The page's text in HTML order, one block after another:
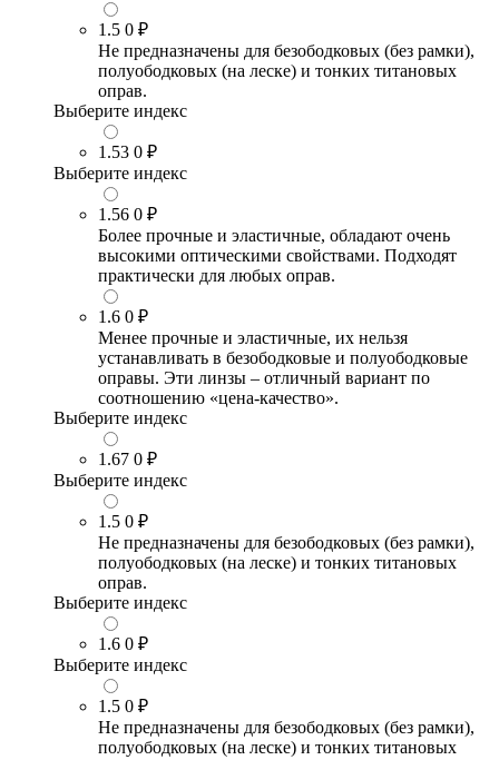
1.5 0 ₽
Не предназначены для безободковых (без рамки),
полуободковых (на леске) и тонких титановых
оправ.
Выберите индекс
1.53 0 ₽
Выберите индекс
1.56 0 ₽
Более прочные и эластичные, обладают очень
высокими оптическими свойствами. Подходят
практически для любых оправ.
1.6 0 ₽
Менее прочные и эластичные, их нельзя
устанавливать в безободковые и полуободковые
оправы. Эти линзы – отличный вариант по
соотношению «цена-качество».
Выберите индекс
1.67 0 ₽
Выберите индекс
1.5 0 ₽
Не предназначены для безободковых (без рамки),
полуободковых (на леске) и тонких титановых
оправ.
Выберите индекс
1.6 0 ₽
Выберите индекс
1.5 0 ₽
Не предназначены для безободковых (без рамки),
полуободковых (на леске) и тонких титановых